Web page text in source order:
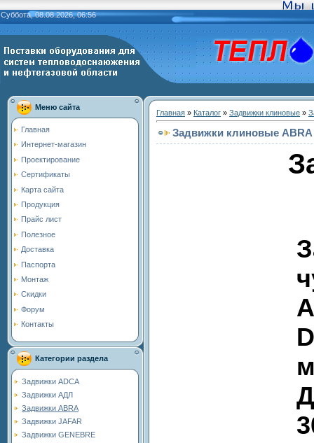
Суббота, 08.08.2026, 06:56
Меню сайта
Главная
Интернет-магазин
Проектирование
Сертификаты
Карта сайта
Продукция
Прайс лист
Полезное
Доставка
Паспорта
Монтаж
Скидки
Форум
Контакты
Категории раздела
Задвижки ADCA
Задвижки АДЛ
Задвижки ABRA
Задвижки JAFAR
Задвижки GENEBRE
Главная » Каталог » Задвижки клиновые »
Задвижки клиновые ABRA